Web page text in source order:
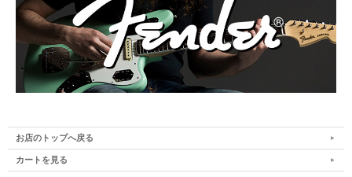
お店のトップへ戻る
カートを見る